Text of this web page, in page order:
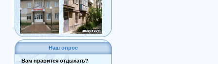
Наш опрос
Вам нравится отдыхать?